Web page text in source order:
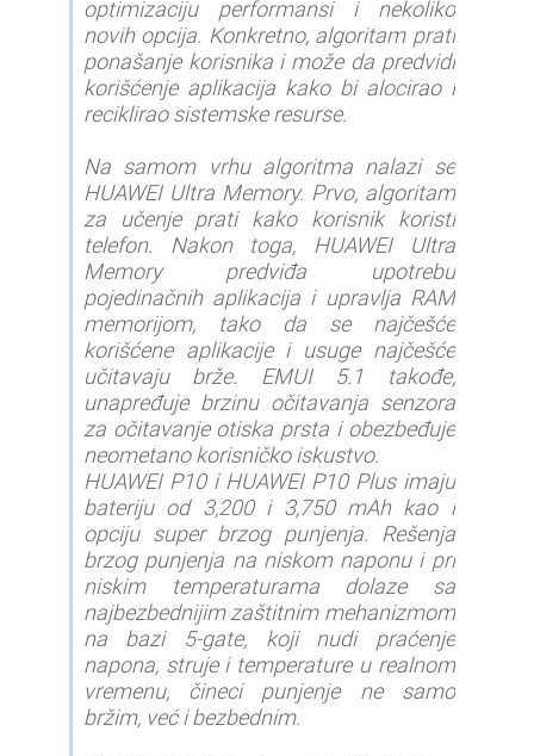
optimizaciju performansi i nekoliko
novih opcija. Konkretno, algoritam prati
ponašanje korisnika i može da predvidi
korišćenje aplikacija kako bi alocirao i
reciklirao sistemske resurse.
Na samom vrhu algoritma nalazi se
HUAWEI Ultra Memory. Prvo, algoritam
za učenje prati kako korisnik koristi
telefon. Nakon toga, HUAWEI Ultra
Memory predviđa upotrebu
pojedinačnih aplikacija i upravlja RAM
memorijom, tako da se najčešće
korišćene aplikacije i usuge najčešće
učitavaju brže. EMUI 5.1 takođe,
unapređuje brzinu očitavanja senzora
za očitavanje otiska prsta i obezbeđuje
neometano korisničko iskustvo.
HUAWEI P10 i HUAWEI P10 Plus imaju
bateriju od 3,200 i 3,750 mAh kao i
opciju super brzog punjenja. Rešenja
brzog punjenja na niskom naponu i pri
niskim temperaturama dolaze sa
najbezbednijim zaštitnim mehanizmom
na bazi 5-gate, koji nudi praćenje
napona, struje i temperature u realnom
vremenu, čineci punjenje ne samo
bržim, već i bezbednim.